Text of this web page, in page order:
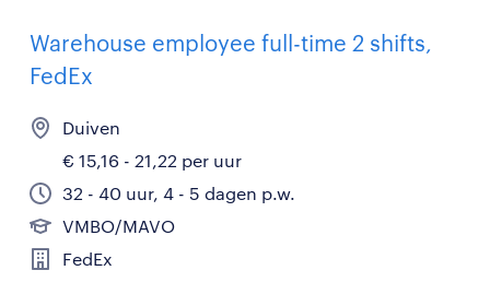
Warehouse employee full-time 2 shifts,
FedEx
Duiven
€ 15,16 - 21,22 per uur
32 - 40 uur, 4 - 5 dagen p.w.
VMBO/MAVO
FedEx